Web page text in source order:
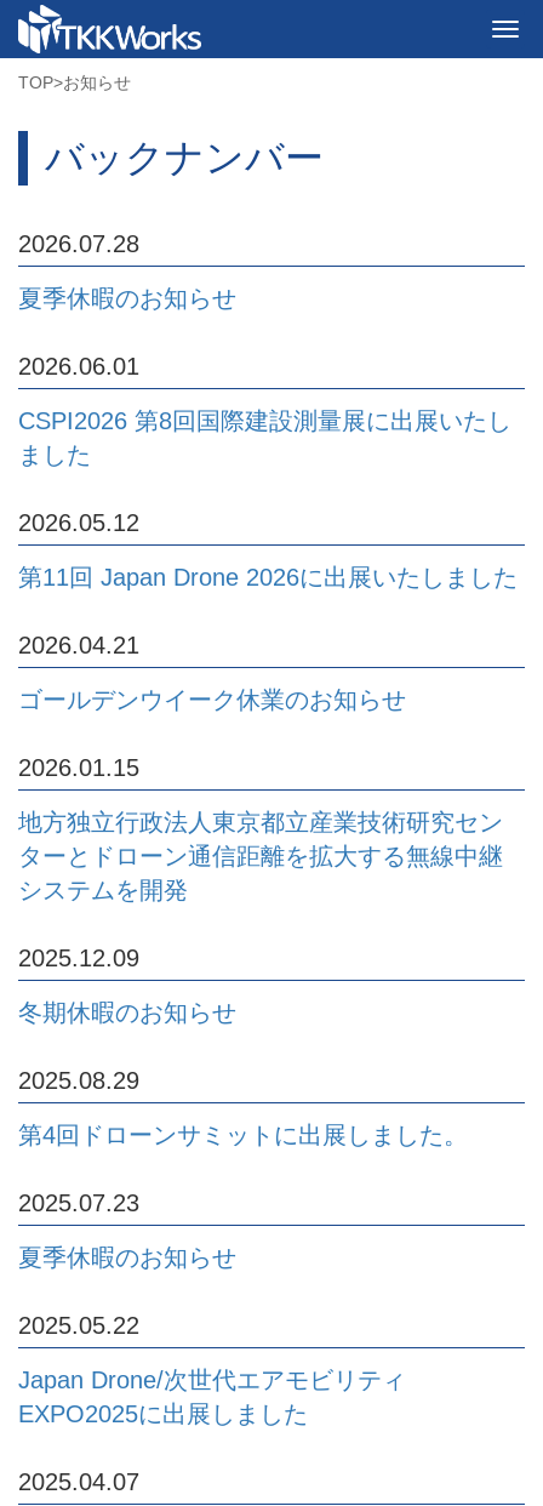
TOP>お知らせ
バックナンバー
2026.07.28
夏季休暇のお知らせ
2026.06.01
CSPI2026 第8回国際建設測量展に出展いたし
ました
2026.05.12
第11回 Japan Drone 2026に出展いたしました
2026.04.21
ゴールデンウイーク休業のお知らせ
2026.01.15
地方独立行政法人東京都立産業技術研究セン
ターとドローン通信距離を拡大する無線中継
システムを開発
2025.12.09
冬期休暇のお知らせ
2025.08.29
第4回ドローンサミットに出展しました。
2025.07.23
夏季休暇のお知らせ
2025.05.22
Japan Drone/次世代エアモビリティ
EXPO2025に出展しました
2025.04.07